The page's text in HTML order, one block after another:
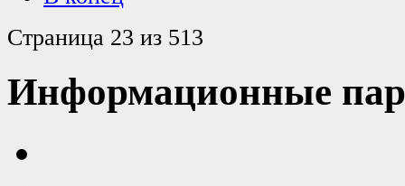
Страница 23 из 513
Информационные